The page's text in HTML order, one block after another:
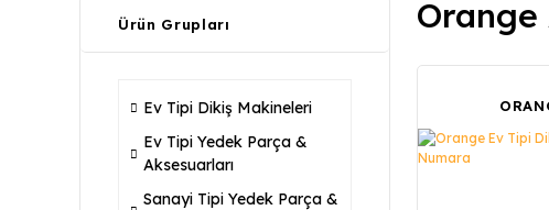
Ürün Grupları
Ev Tipi Dikiş Makineleri
Ev Tipi Yedek Parça &
Aksesuarları
Sanayi Tipi Yedek Parça &